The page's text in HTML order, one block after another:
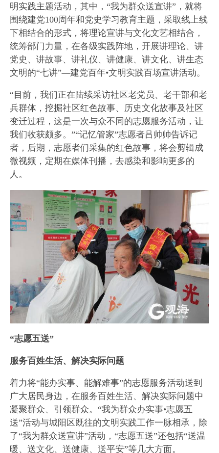
明实践主题活动，其中，“我为群众送宣讲”，就将
围绕建党100周年和党史学习教育主题，采取线上线
下相结合的形式，将理论宣讲与文化文艺相结合，
统筹部门力量，在各级实践阵地，开展讲理论、讲
党史、讲故事、讲礼仪、讲健康、讲文化、讲生态
文明的“七讲”—建党百年•文明实践百场宣讲活动。
“目前，我们正在陆续采访社区老党员、老干部和老
兵群体，挖掘社区红色故事、历史文化故事及社区
变迁过程，这是一次与众不同的志愿服务活动，让
我们收获颇多。”“记忆管家”志愿者吕帅帅告诉记
者，后期，志愿者们采集的红色故事，将会剪辑成
微视频，定期在媒体刊播，去感染和影响更多的
人。
“志愿五送”
服务百姓生活、解决实际问题
着力将“能办实事、能解难事”的志愿服务活动送到
广大居民身边，在服务百姓生活、解决实际问题中
凝聚群众、引领群众。“我为群众办实事•志愿五
送”活动与城阳区既往的文明实践工作一脉相承，除
了“我为群众送宣讲”活动，“志愿五送”还包括“送温
暖、送文化、送健康、送平安”等几大方面。